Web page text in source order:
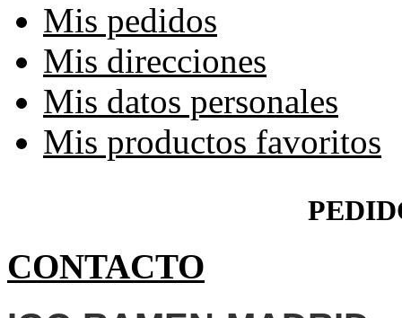
Mis pedidos
Mis direcciones
Mis datos personales
Mis productos favoritos
CONTACTO